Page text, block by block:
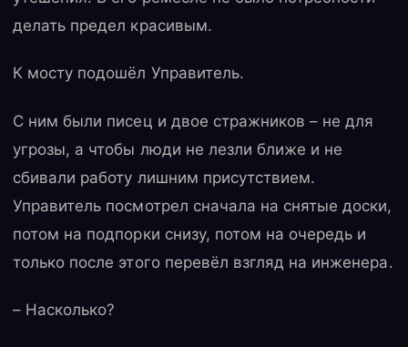
делать предел красивым.
К мосту подошёл Управитель.
С ним были писец и двое стражников – не для
угрозы, а чтобы люди не лезли ближе и не
сбивали работу лишним присутствием.
Управитель посмотрел сначала на снятые доски,
потом на подпорки снизу, потом на очередь и
только после этого перевёл взгляд на инженера.
– Насколько?